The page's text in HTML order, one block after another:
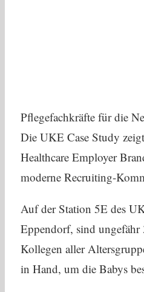
Pflegefachkräfte für die
Die UKE Case Study
Healthcare Employer
moderne Recruiting-
Auf der Station 5E des
Eppendorf, sind
Kollegen aller
in Hand, um die Babys